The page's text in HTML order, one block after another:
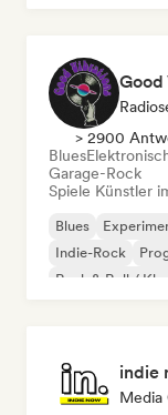
Good
> 2900
Blues
Garage-Rock
Spiele Künstler
Blues
Indie-Rock
Rock & Roll /
indie
Media